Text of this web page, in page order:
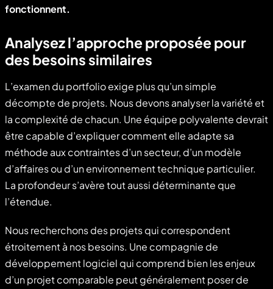
fonctionnent.
Analysez l’approche proposée pour
des besoins similaires
L’examen du portfolio exige plus qu’un simple
décompte de projets. Nous devons analyser la variété et
la complexité de chacun. Une équipe polyvalente devrait
être capable d’expliquer comment elle adapte sa
méthode aux contraintes d’un secteur, d’un modèle
d’affaires ou d’un environnement technique particulier.
La profondeur s’avère tout aussi déterminante que
l’étendue.
Nous recherchons des projets qui correspondent
étroitement à nos besoins. Une compagnie de
développement logiciel qui comprend bien les enjeux
d’un projet comparable peut généralement poser de